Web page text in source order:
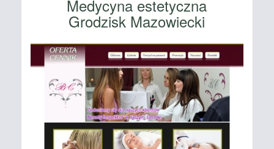
Medycyna estetyczna
Grodzisk Mazowiecki